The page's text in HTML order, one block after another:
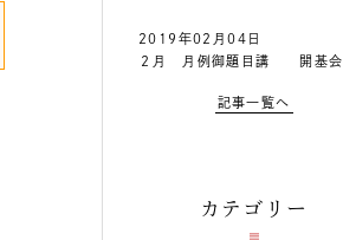
2019年02月04日
２月 月例御題目講 開基会
記事一覧へ
カテゴリー